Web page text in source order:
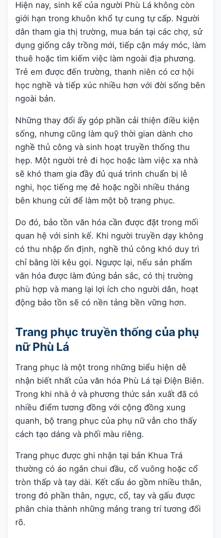
Hiện nay, sinh kế của người Phù Lá không còn
giới hạn trong khuôn khổ tự cung tự cấp. Người
dân tham gia thị trường, mua bán tại các chợ, sử
dụng giống cây trồng mới, tiếp cận máy móc, làm
thuê hoặc tìm kiếm việc làm ngoài địa phương.
Trẻ em được đến trường, thanh niên có cơ hội
học nghề và tiếp xúc nhiều hơn với đời sống bên
ngoài bản.
Những thay đổi ấy góp phần cải thiện điều kiện
sống, nhưng cũng làm quỹ thời gian dành cho
nghề thủ công và sinh hoạt truyền thống thu
hẹp. Một người trẻ đi học hoặc làm việc xa nhà
sẽ khó tham gia đầy đủ quá trình chuẩn bị lễ
nghi, học tiếng mẹ đẻ hoặc ngồi nhiều tháng
bên khung cửi để làm một bộ trang phục.
Do đó, bảo tồn văn hóa cần được đặt trong mối
quan hệ với sinh kế. Khi người truyền dạy không
có thu nhập ổn định, nghề thủ công khó duy trì
chỉ bằng lời kêu gọi. Ngược lại, nếu sản phẩm
văn hóa được làm đúng bản sắc, có thị trường
phù hợp và mang lại lợi ích cho người dân, hoạt
động bảo tồn sẽ có nền tảng bền vững hơn.
Trang phục truyền thống của phụ
nữ Phù Lá
Trang phục là một trong những biểu hiện dễ
nhận biết nhất của văn hóa Phù Lá tại Điện Biên.
Trong khi nhà ở và phương thức sản xuất đã có
nhiều điểm tương đồng với cộng đồng xung
quanh, bộ trang phục của phụ nữ vẫn cho thấy
cách tạo dáng và phối màu riêng.
Trang phục được ghi nhận tại bản Khua Trá
thường có áo ngắn chui đầu, cổ vuông hoặc cổ
tròn thấp và tay dài. Kết cấu áo gồm nhiều thân,
trong đó phần thân, ngực, cổ, tay và gấu được
phân chia thành những mảng trang trí tương đối
rõ.